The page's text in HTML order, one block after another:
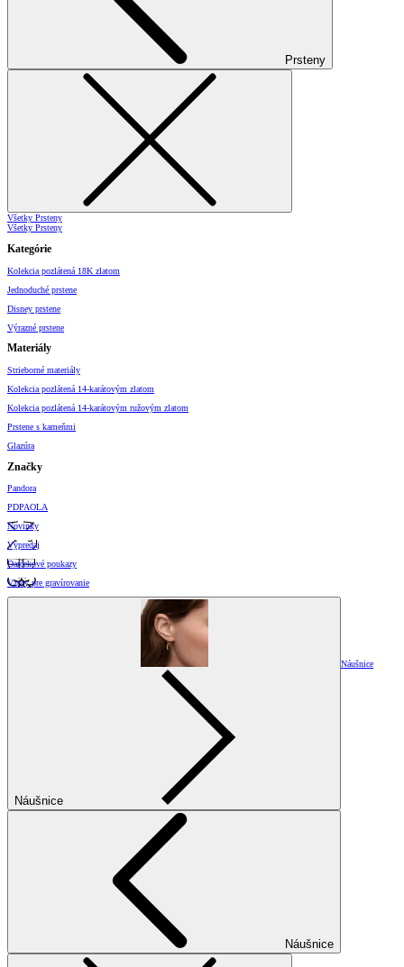
Prsteny
Všetky Prsteny
Všetky Prsteny
Kategórie
Kolekcia pozlátená 18K zlatom
Jednoduché prstene
Disney prstene
Výrazné prstene
Materiály
Strieborné materiály
Kolekcia pozlátená 14-karátovým zlatom
Kolekcia pozlátená 14-karátovým ružovým zlatom
Prstene s kameňmi
Glazúra
Značky
Pandora
PDPAOLA
Novinky
Výpredaj
Darčekové poukazy
Vzory pre gravírovanie
Náušnice
Náušnice
Náušnice